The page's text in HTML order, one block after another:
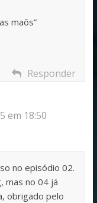
maõs”
Responder
em 18:50
no episódio 02.
mas no 04 já
obrigado pelo